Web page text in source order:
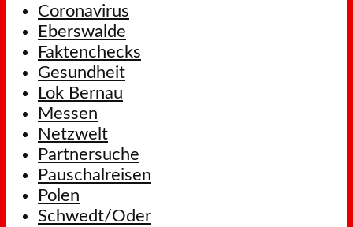
Coronavirus
Eberswalde
Faktenchecks
Gesundheit
Lok Bernau
Messen
Netzwelt
Partnersuche
Pauschalreisen
Polen
Schwedt/Oder